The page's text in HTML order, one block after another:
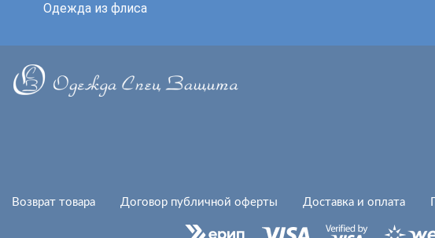
Одежда из флиса
Возврат товара Договор публичной оферты Доставка и оплата